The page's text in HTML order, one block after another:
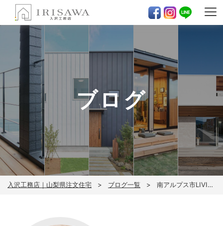
ブログ
入沢工務店｜山梨県注文住宅 ブログ一覧 南アルプス市LIVIA！！